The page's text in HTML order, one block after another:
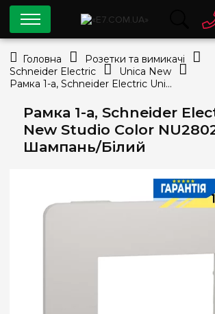
Рамка 1-а, Schneider
New Studio Color
Шампань/Білий
0 800
044
Viber
Головна
Розетки та вимикачі
Schneider Electric
Unica New
Рамка 1-а, Schneider Electric Unica New Studio Color NU280224, Шампань/Білий